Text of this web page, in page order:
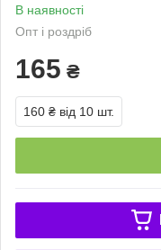
В наявності
Опт і роздріб
165 ₴
160 ₴ від 10 шт.